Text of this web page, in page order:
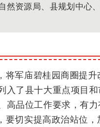
然资源局、县规划中心
将军庙碧桂园商圈提
入了县十大重点项目
高品位工作要求，有力
要切实提高政治站位